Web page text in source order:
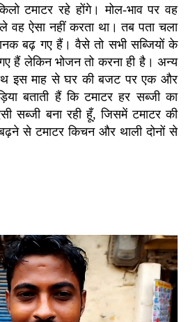
टमाटर रहे होंगे। मोल-भाव पर वह
वह ऐसा नहीं करता था। तब पता चला
बढ़ गए हैं। वैसे तो सभी सब्जियों के
हैं लेकिन भोजन तो करना ही है। अन्य
इस माह से घर की बजट पर एक और
बताती हैं कि टमाटर हर सब्जी का
सब्जी बना रही हूँ, जिसमें टमाटर की
बढ़ने से टमाटर किचन और थाली दोनों से